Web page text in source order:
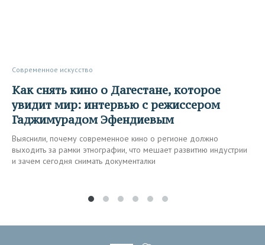
Современное искусство
Как снять кино о Дагестане, которое
увидит мир: интервью с режиссером
Гаджимурадом Эфендиевым
Выяснили, почему современное кино о регионе должно
выходить за рамки этнографии, что мешает развитию индустрии
и зачем сегодня снимать документалки